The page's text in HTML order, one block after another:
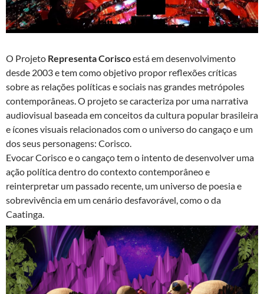
O Projeto Representa Coriscoestá em desenvolvimento
desde 2003 e tem como objetivo propor reflexões críticas
sobre as relações políticas e sociais nas grandes metrópoles
contemporâneas. O projeto se caracteriza por uma narrativa
audiovisual baseada em conceitos da cultura popular brasileira
e ícones visuais relacionados com o universo do cangaço e um
dos seus personagens: Corisco.
Evocar Corisco e o cangaço tem o intento de desenvolver uma
ação política dentro do contexto contemporâneo e
reinterpretar um passado recente, um universo de poesia e
sobrevivência em um cenário desfavorável, como o da
Caatinga.